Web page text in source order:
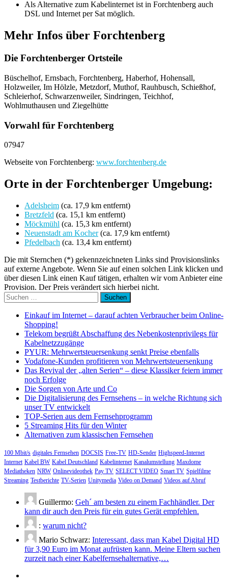
Als Alternative zum Kabelinternet ist in Forchtenberg auch
DSL und Internet per Sat möglich.
Mehr Infos über Forchtenberg
Die Forchtenberger Ortsteile
Büschelhof, Ernsbach, Forchtenberg, Haberhof, Hohensall,
Holzweiler, Im Hölzle, Metzdorf, Muthof, Rauhbusch, Schießhof,
Schleierhof, Schwarzenweiler, Sindringen, Teichhof,
Wohlmuthausen und Ziegelhütte
Vorwahl für Forchtenberg
07947
Webseite von Forchtenberg: www.forchtenberg.de
Orte in der Forchtenberger Umgebung:
Adelsheim (ca. 17,9 km entfernt)
Bretzfeld (ca. 15,1 km entfernt)
Möckmühl (ca. 15,3 km entfernt)
Neuenstadt am Kocher(ca. 17,9 km entfernt)
Pfedelbach (ca. 13,4 km entfernt)
Die mit Sternchen (*) gekennzeichneten Links sind Provisionslinks
auf externe Angebote. Wenn Sie auf einen solchen Link klicken und
über diesen Link einen Kauf tätigen, erhalten wir vom Anbieter eine
Provision. Der Preis verändert sich hierbei nicht.
Suchen
nach:
Einkauf im Internet – darauf achten Verbraucher beim Online-
Shopping!
Telekom begrüßt Abschaffung des Nebenkostenprivilegs für
Kabelnetzzugänge
PYUR: Mehrwertsteuersenkung senkt Preise ebenfalls
Vodafone-Kunden profitieren von Mehrwertsteuersenkung
Das Revival der „alten Serien“ – diese Klassiker feiern immer
noch Erfolge
Die Sorgen von Arte und Co
Die Digitalisierung des Fernsehens – in welche Richtung sich
unser TV entwickelt
TOP-Serien aus dem Fernsehprogramm
5 Streaming Hits für den Winter
Alternativen zum klassischen Fernsehen
100 Mbit/s digitales Fernsehen DOCSIS Free-TV HD-Sender Highspeed-Internet
Internet Kabel BW Kabel Deutschland Kabelinternet Kanalumstellung Maxdome
Mediatheken NRW Onlinevideothek Pay TV SELECT VIDEO Smart TV Spielfilme
Streaming Testberichte TV-Serien Unitymedia Video on Demand Videos auf Abruf
Guillermo: Geh´ am besten zu einem Fachhändler. Der
kann dir auch den Preis für ein gutes Gerät empfehlen.
: warum nicht?
Mario Schwarz: Interessant, dass man Kabel Digital HD
für 3,90 Euro im Monat aufrüsten kann. Meine Eltern suchen
zurzeit nach einer Kabelfernsehalternative,…